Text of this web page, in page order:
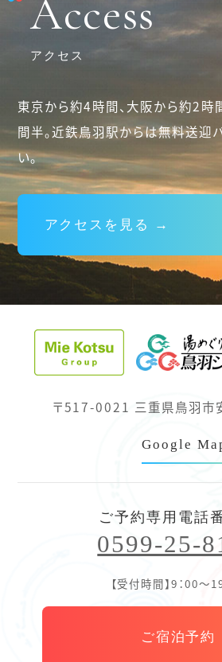
Access
アクセス
東京から約4時間、大阪から約2時
間半。近鉄鳥羽駅からは無料送迎
い。
アクセスを見る →
〒517-0021 三重県鳥羽市
Google
ご予約専用電話
0599-25-
【受付時間】9：00～
ご宿泊予約